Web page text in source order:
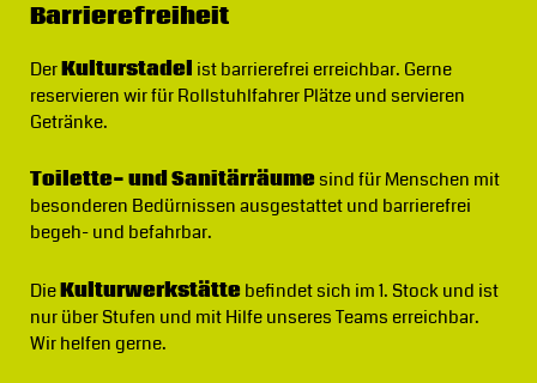
Barrierefreiheit
DerKulturstadel ist barrierefrei erreichbar. Gerne
reservieren wir für Rollstuhlfahrer Plätze und servieren
Getränke.
Toilette- und Sanitärräumesind für Menschen mit
besonderen Bedürnissen ausgestattet und barrierefrei
begeh- und befahrbar.
DieKulturwerkstättebefindet sich im 1. Stock und ist
nur über Stufen und mit Hilfe unseres Teams erreichbar.
Wir helfen gerne.